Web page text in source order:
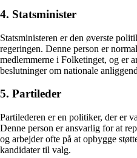
4. Statsminister
Statsministeren er den øverste
regeringen. Denne person er
medlemmerne i Folketinget, og er
beslutninger om nationale
5. Partileder
Partilederen er en politiker, der er
Denne person er ansvarlig for at
og arbejder ofte på at opbygge
kandidater til valg.